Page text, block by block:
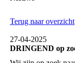
Terug naar overzicht
27-04-2025
DRINGEND op